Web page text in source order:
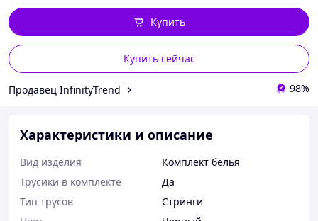
Купить сейчас
Купить
Продавец InfinityTrend 98%
Характеристики и описание
Вид изделия
Комплект белья
Трусики в комплекте
Да
Тип трусов
Стринги